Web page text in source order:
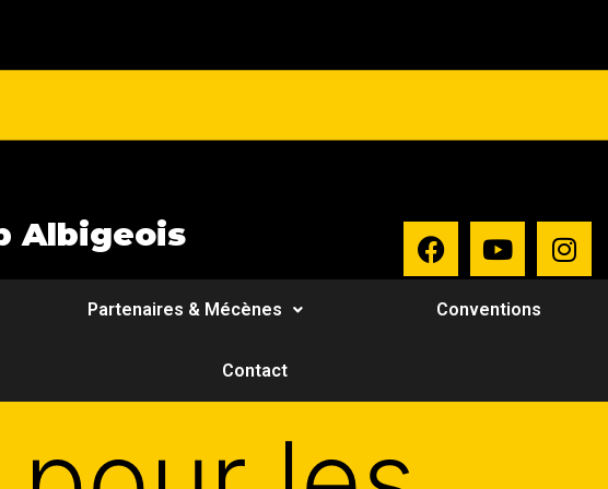
Albigeois
Partenaires & Mécènes Conventions
Contact